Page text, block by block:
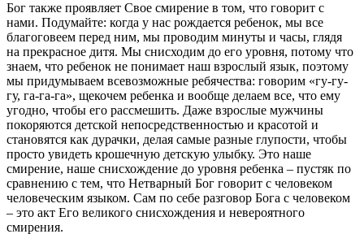
Бог также проявляет Свое смирение в том, что говорит с
нами. Подумайте: когда у нас рождается ребенок, мы все
благоговеем перед ним, мы проводим минуты и часы, глядя
на прекрасное дитя. Мы снисходим до его уровня, потому что
знаем, что ребенок не понимает наш взрослый язык, поэтому
мы придумываем всевозможные ребячества: говорим «гу-гу-
гу, га-га-га», щекочем ребенка и вообще делаем все, что ему
угодно, чтобы его рассмешить. Даже взрослые мужчины
покоряются детской непосредственностью и красотой и
становятся как дурачки, делая самые разные глупости, чтобы
просто увидеть крошечную детскую улыбку. Это наше
смирение, наше снисхождение до уровня ребенка – пустяк по
сравнению с тем, что Нетварный Бог говорит с человеком
человеческим языком. Сам по себе разговор Бога с человеком
– это акт Его великого снисхождения и невероятного
смирения.